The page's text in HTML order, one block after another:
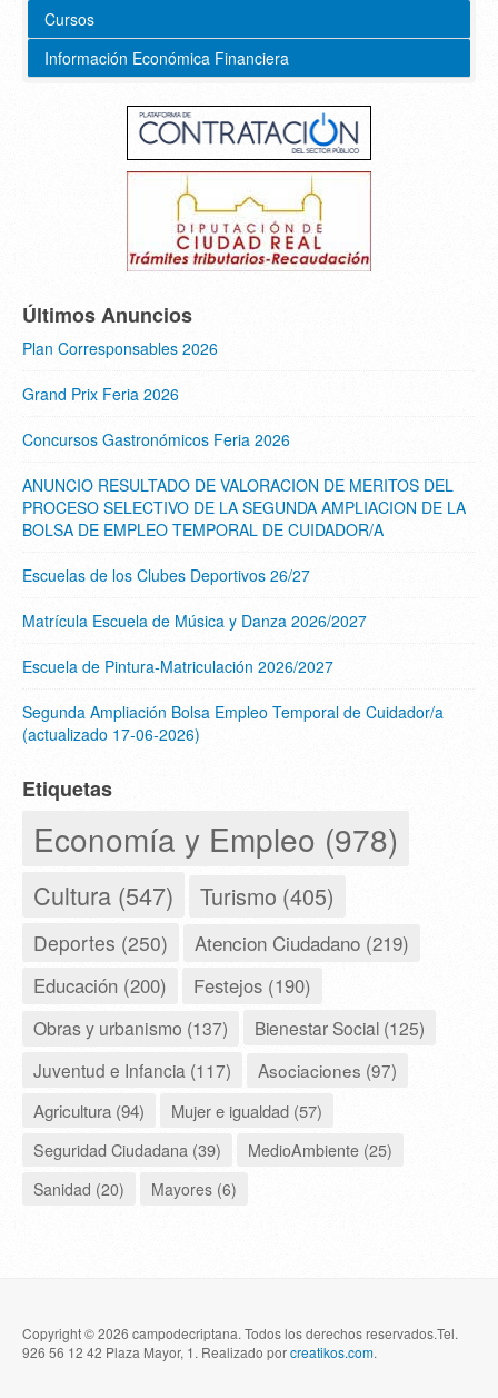
Cursos
Información Económica Financiera
Últimos Anuncios
Plan Corresponsables 2026
Grand Prix Feria 2026
Concursos Gastronómicos Feria 2026
ANUNCIO RESULTADO DE VALORACION DE MERITOS DEL
PROCESO SELECTIVO DE LA SEGUNDA AMPLIACION DE LA
BOLSA DE EMPLEO TEMPORAL DE CUIDADOR/A
Escuelas de los Clubes Deportivos 26/27
Matrícula Escuela de Música y Danza 2026/2027
Escuela de Pintura-Matriculación 2026/2027
Segunda Ampliación Bolsa Empleo Temporal de Cuidador/a
(actualizado 17-06-2026)
Etiquetas
Economía y Empleo (978)
Cultura (547) Turismo (405)
Deportes (250) Atencion Ciudadano (219)
Educación (200) Festejos (190)
Obras y urbanismo (137)
Bienestar Social (125)
Juventud e Infancia (117)
Asociaciones (97)
Agricultura (94)
Mujer e igualdad (57)
Seguridad Ciudadana (39)
MedioAmbiente (25)
Sanidad (20)
Mayores (6)
Copyright © 2026 campodecriptana. Todos los derechos reservados.Tel.
926 56 12 42 Plaza Mayor, 1. Realizado porcreatikos.com.